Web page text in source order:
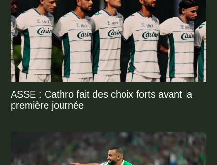
ASSE : Cathro fait des choix forts avant la
première journée